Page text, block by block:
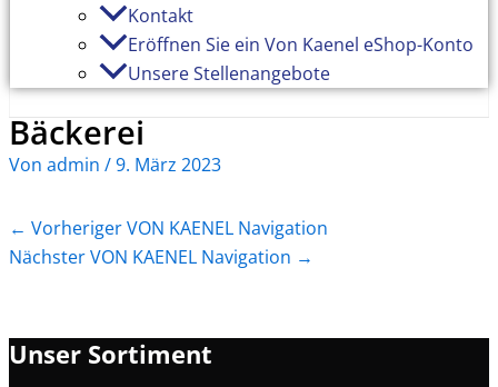
Kontakt
Eröffnen Sie ein Von Kaenel eShop-Konto
Unsere Stellenangebote
Bäckerei
Von admin /9. März 2023
← Vorheriger VON KAENEL Navigation
Nächster VON KAENEL Navigation →
Unser Sortiment